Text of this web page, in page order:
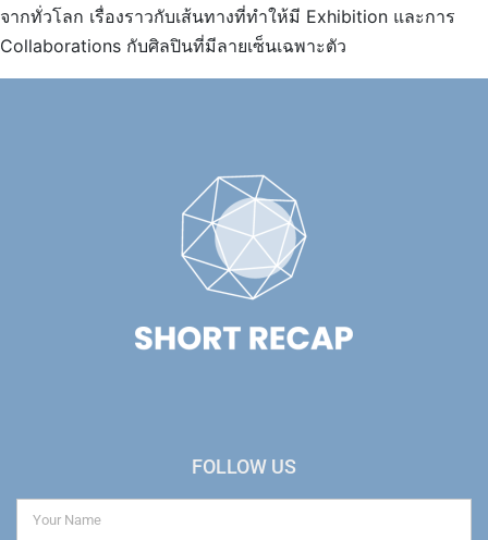
จากทั่วโลก เรื่องราวกับเส้นทางที่ทำให้มี Exhibition และการ
Collaborations กับศิลปินที่มีลายเซ็นเฉพาะตัว
FOLLOW US